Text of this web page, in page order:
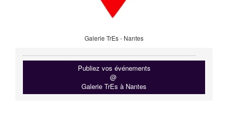
Galerie TrEs - Nantes
Publiez vos événements
@
Galerie TrEs à Nantes